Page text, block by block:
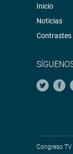
Inicio
Noticias
Contrastes
Congreso